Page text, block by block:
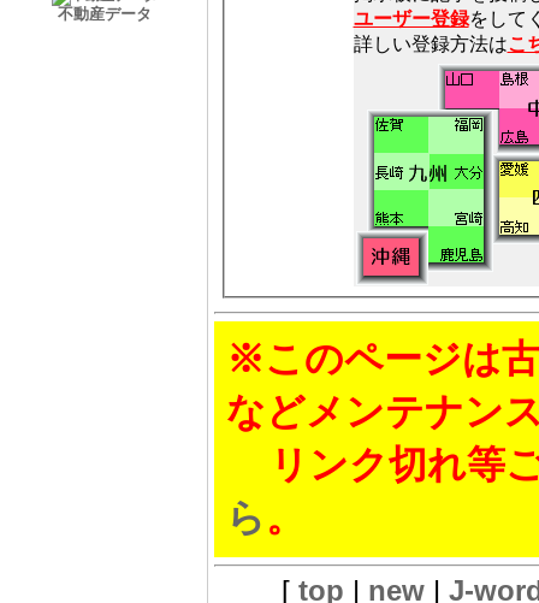
不動産データ ユーザー登録をして
詳しい登録方法はこ
※このページは
などメンテナン
リンク切れ等
ら。
[ top | new| J-